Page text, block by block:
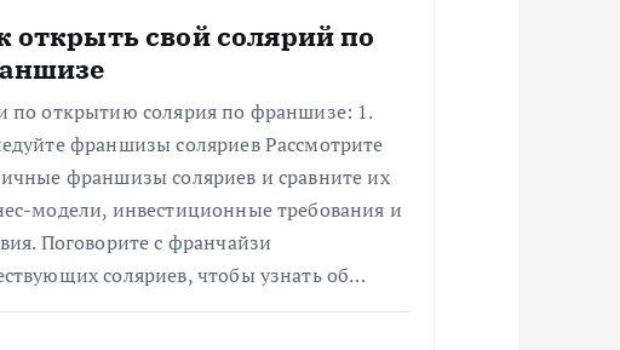
открыть свой солярий по
по открытию солярия по франшизе: 1.
франшизы соляриев Рассмотрите
франшизы соляриев и сравните их
модели, инвестиционные требования и
Поговорите с франчайзи
соляриев, чтобы узнать об…